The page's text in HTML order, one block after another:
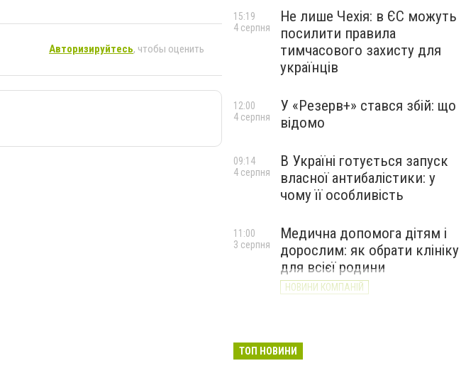
Авторизируйтесь, чтобы оценить
Не лише Чехія: в ЄС можуть
посилити правила
тимчасового захисту для
українців
15:19
4 серпня
У «Резерв+» стався збій: що
відомо
12:00
4 серпня
В Україні готується запуск
власної антибалістики: у
чому її особливість
09:14
4 серпня
Медична допомога дітям і
дорослим: як обрати клініку
для всієї родини
НОВИНИ КОМПАНІЙ
11:00
3 серпня
ТОП НОВИНИ